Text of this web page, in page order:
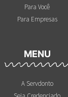
Para Você
Para Empresas
MENU
A Servdonto